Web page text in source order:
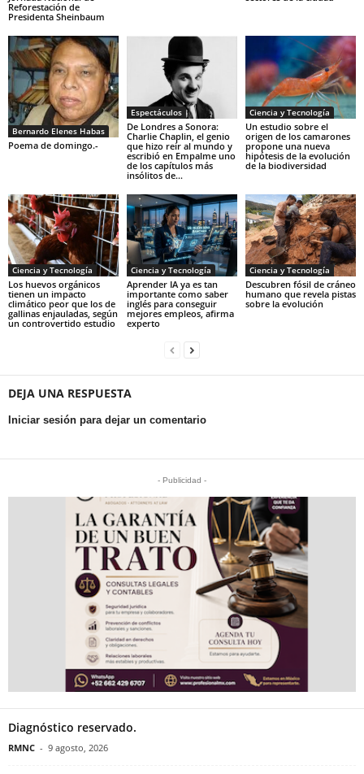
Reforestación de
Presidenta Sheinbaum
Bernardo Elenes Habas
Poema de domingo.-
Espectáculos
De Londres a Sonora:
Charlie Chaplin, el genio
que hizo reír al mundo y
escribió en Empalme uno
de los capítulos más
insólitos de...
Ciencia y Tecnología
Un estudio sobre el
origen de los camarones
propone una nueva
hipótesis de la evolución
de la biodiversidad
Ciencia y Tecnología
Los huevos orgánicos
tienen un impacto
climático peor que los de
gallinas enjauladas, según
un controvertido estudio
Ciencia y Tecnología
Aprender IA ya es tan
importante como saber
inglés para conseguir
mejores empleos, afirma
experto
Ciencia y Tecnología
Descubren fósil de cráneo
humano que revela pistas
sobre la evolución
DEJA UNA RESPUESTA
Iniciar sesión para dejar un comentario
- Publicidad -
Diagnóstico reservado.
RMNC - 9 agosto, 2026